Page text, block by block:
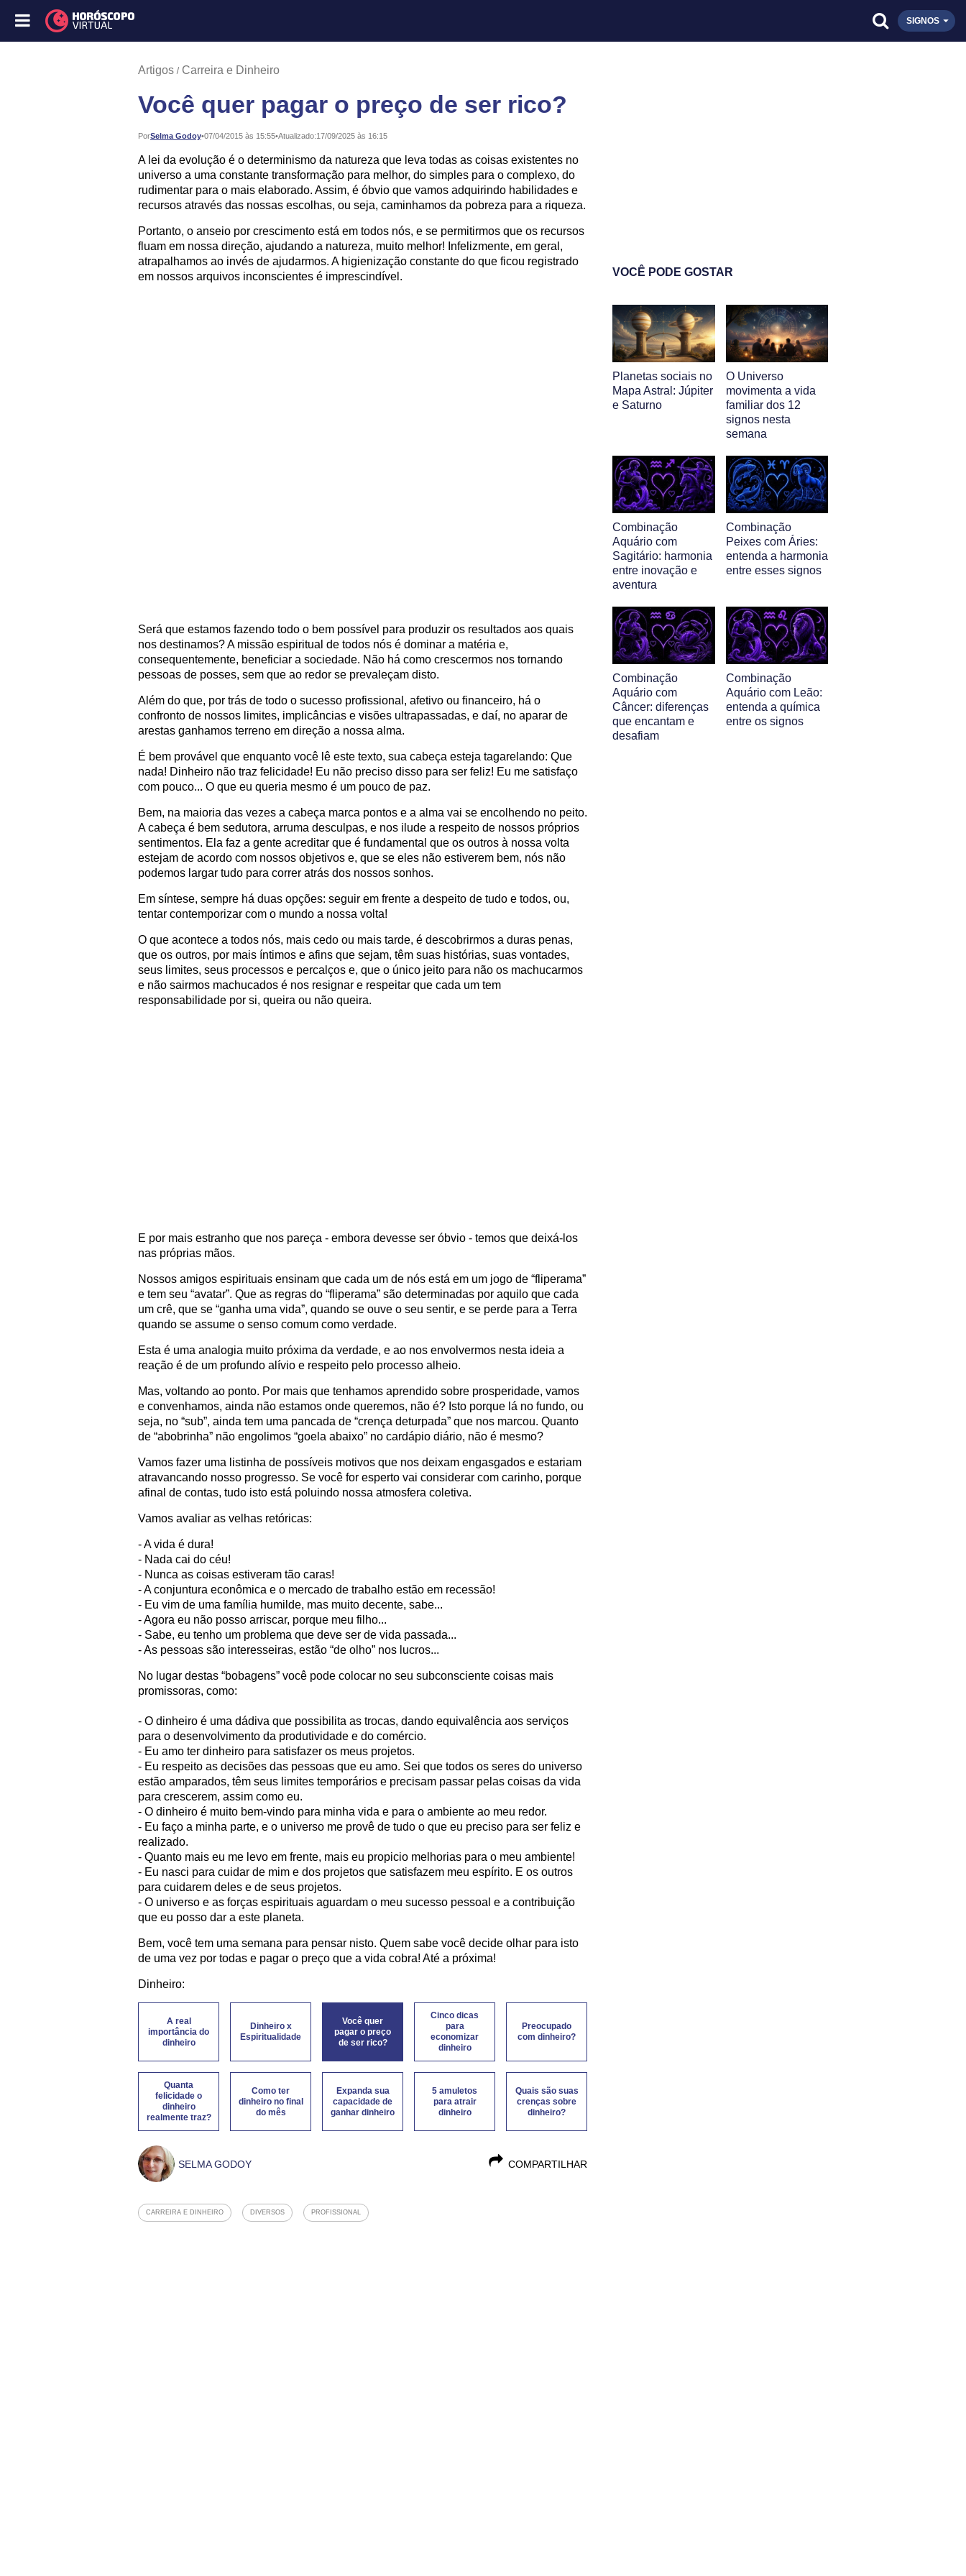
SIGNOS
Artigos Carreira e Dinheiro
Você quer pagar o preço de ser rico?
PorSelma Godoy•
Publicado: 07/04/2015 às 15:55•Atualizado:17/09/2025 às 16:15
A lei da evolução é o determinismo da natureza que leva todas as coisas existentes no
universo a uma constante transformação para melhor, do simples para o complexo, do
rudimentar para o mais elaborado. Assim, é óbvio que vamos adquirindo habilidades e
recursos através das nossas escolhas, ou seja, caminhamos da pobreza para a riqueza.
Portanto, o anseio por crescimento está em todos nós, e se permitirmos que os recursos
fluam em nossa direção, ajudando a natureza, muito melhor! Infelizmente, em geral,
atrapalhamos ao invés de ajudarmos. A higienização constante do que ficou registrado
em nossos arquivos inconscientes é imprescindível.
Será que estamos fazendo todo o bem possível para produzir os resultados aos quais
nos destinamos? A missão espiritual de todos nós é dominar a matéria e,
consequentemente, beneficiar a sociedade. Não há como crescermos nos tornando
pessoas de posses, sem que ao redor se prevaleçam disto.
Além do que, por trás de todo o sucesso profissional, afetivo ou financeiro, há o
confronto de nossos limites, implicâncias e visões ultrapassadas, e daí, no aparar de
arestas ganhamos terreno em direção a nossa alma.
É bem provável que enquanto você lê este texto, sua cabeça esteja tagarelando: Que
nada! Dinheiro não traz felicidade! Eu não preciso disso para ser feliz! Eu me satisfaço
com pouco... O que eu queria mesmo é um pouco de paz.
Bem, na maioria das vezes a cabeça marca pontos e a alma vai se encolhendo no peito.
A cabeça é bem sedutora, arruma desculpas, e nos ilude a respeito de nossos próprios
sentimentos. Ela faz a gente acreditar que é fundamental que os outros à nossa volta
estejam de acordo com nossos objetivos e, que se eles não estiverem bem, nós não
podemos largar tudo para correr atrás dos nossos sonhos.
Em síntese, sempre há duas opções: seguir em frente a despeito de tudo e todos, ou,
tentar contemporizar com o mundo a nossa volta!
O que acontece a todos nós, mais cedo ou mais tarde, é descobrirmos a duras penas,
que os outros, por mais íntimos e afins que sejam, têm suas histórias, suas vontades,
seus limites, seus processos e percalços e, que o único jeito para não os machucarmos
e não sairmos machucados é nos resignar e respeitar que cada um tem
responsabilidade por si, queira ou não queira.
E por mais estranho que nos pareça - embora devesse ser óbvio - temos que deixá-los
nas próprias mãos.
Nossos amigos espirituais ensinam que cada um de nós está em um jogo de “fliperama”
e tem seu “avatar”. Que as regras do “fliperama” são determinadas por aquilo que cada
um crê, que se “ganha uma vida”, quando se ouve o seu sentir, e se perde para a Terra
quando se assume o senso comum como verdade.
Esta é uma analogia muito próxima da verdade, e ao nos envolvermos nesta ideia a
reação é de um profundo alívio e respeito pelo processo alheio.
Mas, voltando ao ponto. Por mais que tenhamos aprendido sobre prosperidade, vamos
e convenhamos, ainda não estamos onde queremos, não é? Isto porque lá no fundo, ou
seja, no “sub”, ainda tem uma pancada de “crença deturpada” que nos marcou. Quanto
de “abobrinha” não engolimos “goela abaixo” no cardápio diário, não é mesmo?
Vamos fazer uma listinha de possíveis motivos que nos deixam engasgados e estariam
atravancando nosso progresso. Se você for esperto vai considerar com carinho, porque
afinal de contas, tudo isto está poluindo nossa atmosfera coletiva.
Vamos avaliar as velhas retóricas:
- A vida é dura!
- Nada cai do céu!
- Nunca as coisas estiveram tão caras!
- A conjuntura econômica e o mercado de trabalho estão em recessão!
- Eu vim de uma família humilde, mas muito decente, sabe...
- Agora eu não posso arriscar, porque meu filho...
- Sabe, eu tenho um problema que deve ser de vida passada...
- As pessoas são interesseiras, estão “de olho” nos lucros...
No lugar destas “bobagens” você pode colocar no seu subconsciente coisas mais
promissoras, como:
- O dinheiro é uma dádiva que possibilita as trocas, dando equivalência aos serviços
para o desenvolvimento da produtividade e do comércio.
- Eu amo ter dinheiro para satisfazer os meus projetos.
- Eu respeito as decisões das pessoas que eu amo. Sei que todos os seres do universo
estão amparados, têm seus limites temporários e precisam passar pelas coisas da vida
para crescerem, assim como eu.
- O dinheiro é muito bem-vindo para minha vida e para o ambiente ao meu redor.
- Eu faço a minha parte, e o universo me provê de tudo o que eu preciso para ser feliz e
realizado.
- Quanto mais eu me levo em frente, mais eu propicio melhorias para o meu ambiente!
- Eu nasci para cuidar de mim e dos projetos que satisfazem meu espírito. E os outros
para cuidarem deles e de seus projetos.
- O universo e as forças espirituais aguardam o meu sucesso pessoal e a contribuição
que eu posso dar a este planeta.
Bem, você tem uma semana para pensar nisto. Quem sabe você decide olhar para isto
de uma vez por todas e pagar o preço que a vida cobra! Até a próxima!
Dinheiro:
A real
importância do
dinheiro
Dinheiro x
Espiritualidade
Você quer
pagar o preço
de ser rico?
Cinco dicas
para
economizar
dinheiro
Preocupado
com dinheiro?
Quanta
felicidade o
dinheiro
realmente traz?
Como ter
dinheiro no final
do mês
Expanda sua
capacidade de
ganhar dinheiro
5 amuletos
para atrair
dinheiro
Quais são suas
crenças sobre
dinheiro?
COMPARTILHAR
SELMA GODOY
CARREIRA E DINHEIRO DIVERSOS PROFISSIONAL
VOCÊ PODE GOSTAR
Planetas sociais no
Mapa Astral: Júpiter
e Saturno
O Universo
movimenta a vida
familiar dos 12
signos nesta
semana
Combinação
Aquário com
Sagitário: harmonia
entre inovação e
aventura
Combinação
Peixes com Áries:
entenda a harmonia
entre esses signos
Combinação
Aquário com
Câncer: diferenças
que encantam e
desafiam
Combinação
Aquário com Leão:
entenda a química
entre os signos